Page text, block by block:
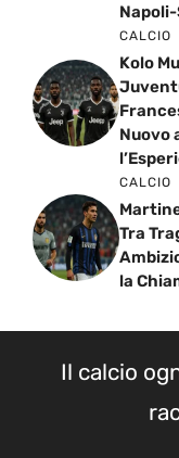
CALCIO
Kolo
Nuovo
CALCIO
Tra
la
Il calcio